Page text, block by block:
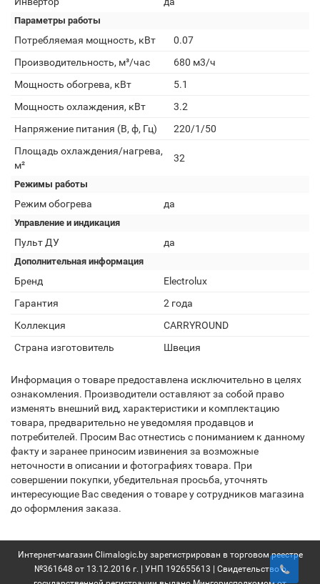
Параметры работы
Потребляемая мощность, кВт
0.07
Производительность, м³/час
680 м3/ч
Мощность обогрева, кВт
5.1
Мощность охлаждения, кВт
3.2
Напряжение питания (В, ф, Гц)
220/1/50
Площадь охлаждения/нагрева,
м²
32
Режимы работы
Режим обогрева да
Управление и индикация
Пульт ДУ да
Дополнительная информация
Бренд
Electrolux
Гарантия
2 года
Коллекция
CARRYROUND
Страна изготовитель
Швеция
Информация о товаре предоставлена исключительно в целях
ознакомления. Производители оставляют за собой право
изменять внешний вид, характеристики и комплектацию
товара, предварительно не уведомляя продавцов и
потребителей. Просим Вас отнестись с пониманием к данному
факту и заранее приносим извинения за возможные
неточности в описании и фотографиях товара. При
совершении покупки, убедительная просьба, уточнять
интересующие Вас сведения о товаре у сотрудников магазина
до оформления заказа.
Интернет-магазин Climalogic.by зарегистрирован в торговом реестре
№361648 от 13.12.2016 г. | УНП 192655613 | Свидетельство о